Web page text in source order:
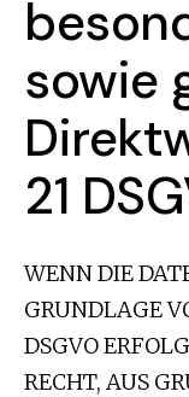
sowie
21
WENN DIE
GRUNDLAGE
DSGVO
RECHT, AUS